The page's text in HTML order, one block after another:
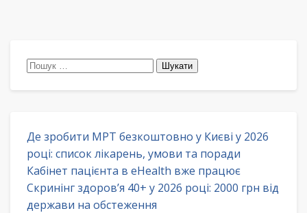
Пошук:
Де зробити МРТ безкоштовно у Києві у 2026
році: список лікарень, умови та поради
Кабінет пацієнта в eHealth вже працює
Скринінг здоров’я 40+ у 2026 році: 2000 грн від
держави на обстеження